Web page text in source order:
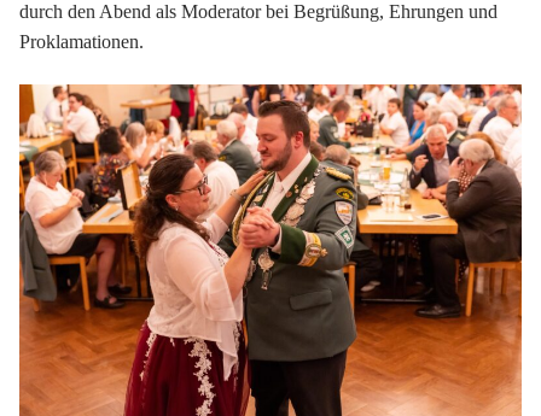
durch den Abend als Moderator bei Begrüßung, Ehrungen und
Proklamationen.